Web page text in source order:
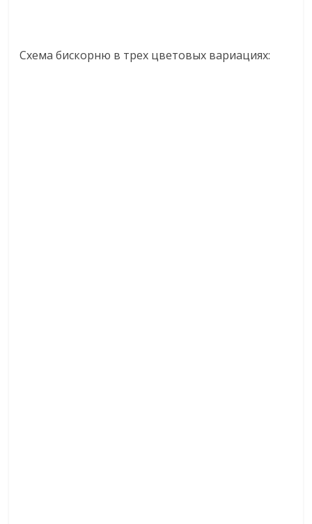
Схема бискорню в трех цветовых вариациях: